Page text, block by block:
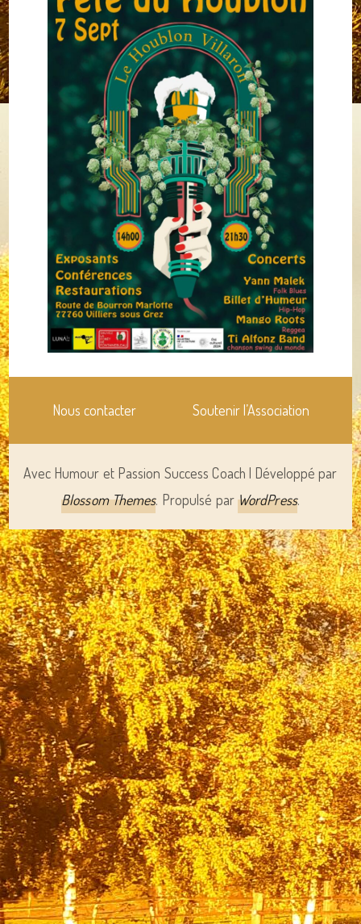
Nous contacter Soutenir l’Association
Avec Humour et Passion Success Coach | Développé par
Blossom Themes. Propulsé parWordPress.